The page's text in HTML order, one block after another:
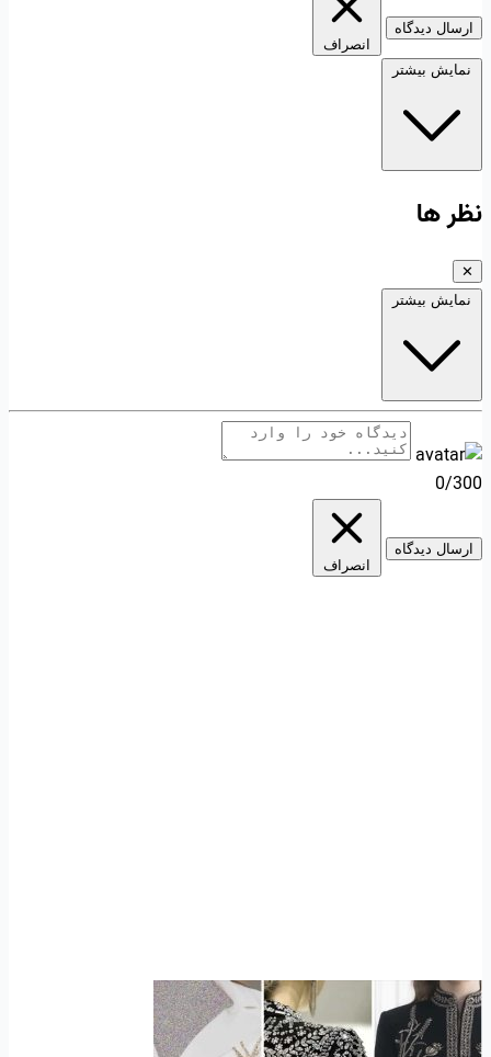
ارسال دیدگاه
انصراف
نمایش بیشتر
نظر ها
✕
نمایش بیشتر
0/300
ارسال دیدگاه
انصراف